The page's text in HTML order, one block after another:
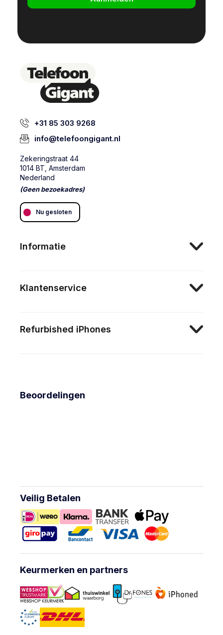
+31 85 303 9268
info@telefoongigant.nl
Zekeringstraat 44
1014 BT, Amsterdam
Nederland
(Geen bezoekadres)
Nu gesloten
Informatie
Klantenservice
Refurbished iPhones
Beoordelingen
Veilig Betalen
Keurmerken en partners